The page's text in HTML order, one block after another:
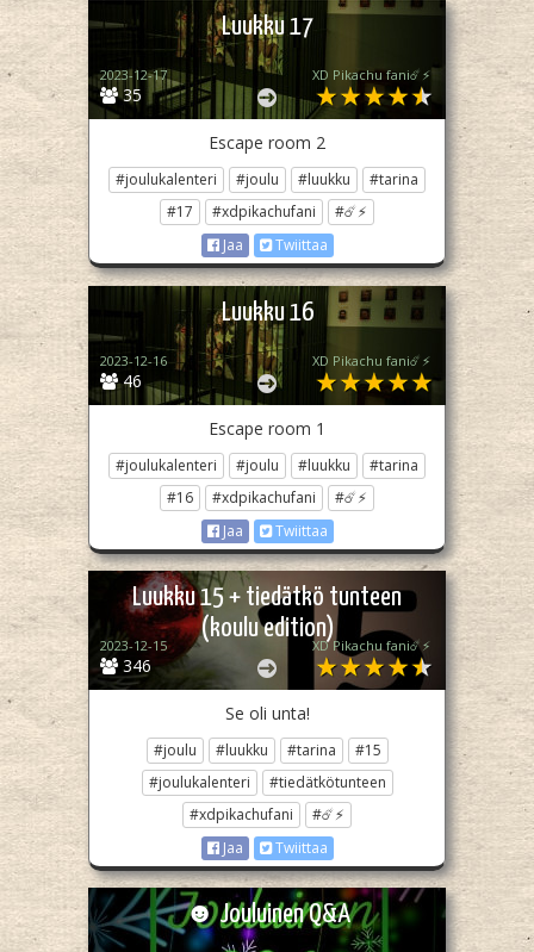
Luukku 17
35
2023-12-17 XD Pikachu fani☄️⚡
Escape room 2
#joulukalenteri #joulu #luukku
#tarina
#17
#xdpikachufani
#☄️⚡
Jaa
Twiittaa
Luukku 16
46
2023-12-16 XD Pikachu fani☄️⚡
Escape room 1
#joulukalenteri #joulu #luukku
#tarina
#16
#xdpikachufani
#☄️⚡
Jaa
Twiittaa
Luukku 15 + tiedätkö tunteen
(koulu edition)
346
2023-12-15 XD Pikachu fani☄️⚡
Se oli unta!
#joulu #luukku #tarina
#15
#joulukalenteri
#tiedätkötunteen
#xdpikachufani
#☄️⚡
Jaa
Twiittaa
☻ Jouluinen Q&A